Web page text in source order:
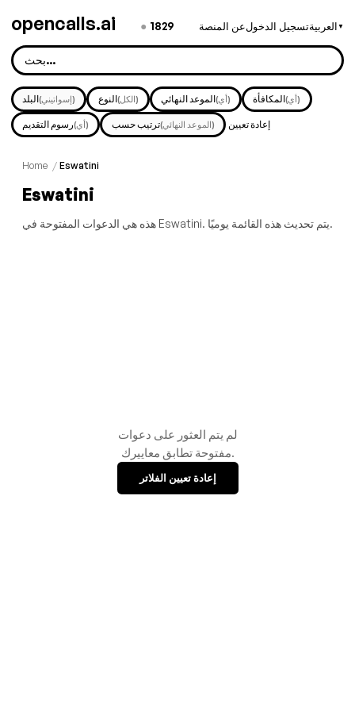
opencalls.ai ● 1829 عن المنصةتسجيل الدخولالعربية ▼
البلد (إسواتيني) النوع (الكل) الموعد النهائي (أي) المكافأة (أي)
رسوم التقديم (أي) ترتيب حسب (الموعد النهائي) إعادة تعيين
Home / Eswatini
Eswatini
هذه هي الدعوات المفتوحة في Eswatini. يتم تحديث هذه القائمة يوميًا.
لم يتم العثور على دعوات
مفتوحة تطابق معاييرك.
إعادة تعيين الفلاتر